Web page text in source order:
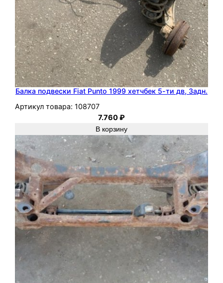
Балка подвески Fiat Punto 1999 хетчбек 5-ти дв, Задн.
Артикул товара: 108707
7.760₽
В корзину